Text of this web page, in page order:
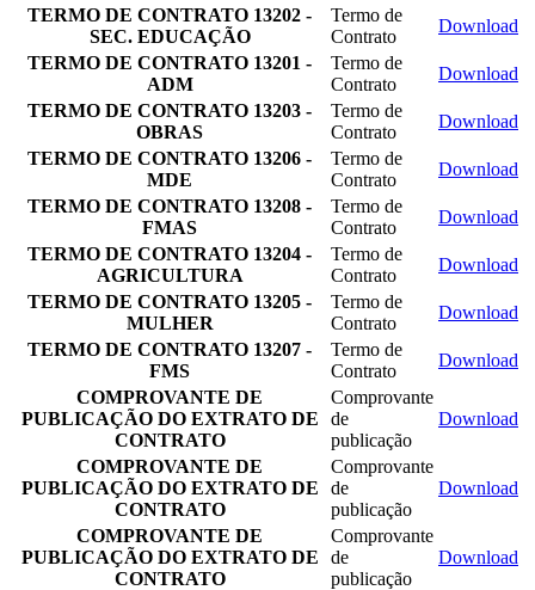
TERMO DE CONTRATO 13202 -
SEC. EDUCAÇÃO
Termo de
Contrato
Download
TERMO DE CONTRATO 13201 -
ADM
Termo de
Contrato
Download
TERMO DE CONTRATO 13203 -
OBRAS
Termo de
Contrato
Download
TERMO DE CONTRATO 13206 -
MDE
Termo de
Contrato
Download
TERMO DE CONTRATO 13208 -
FMAS
Termo de
Contrato
Download
TERMO DE CONTRATO 13204 -
AGRICULTURA
Termo de
Contrato
Download
TERMO DE CONTRATO 13205 -
MULHER
Termo de
Contrato
Download
TERMO DE CONTRATO 13207 -
FMS
Termo de
Contrato
Download
COMPROVANTE DE
PUBLICAÇÃO DO EXTRATO DE
CONTRATO
Comprovante
de
publicação
Download
COMPROVANTE DE
PUBLICAÇÃO DO EXTRATO DE
CONTRATO
Comprovante
de
publicação
Download
COMPROVANTE DE
PUBLICAÇÃO DO EXTRATO DE
CONTRATO
Comprovante
de
publicação
Download